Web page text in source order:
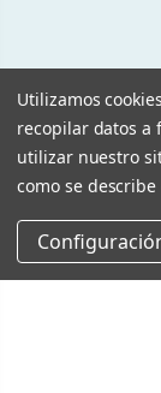
Utilizamos
recopilar datos a
utilizar nuestro
como se describe